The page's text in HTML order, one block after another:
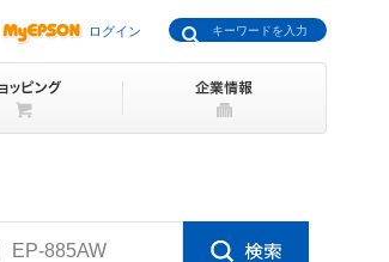
ログイン
EP-885AW